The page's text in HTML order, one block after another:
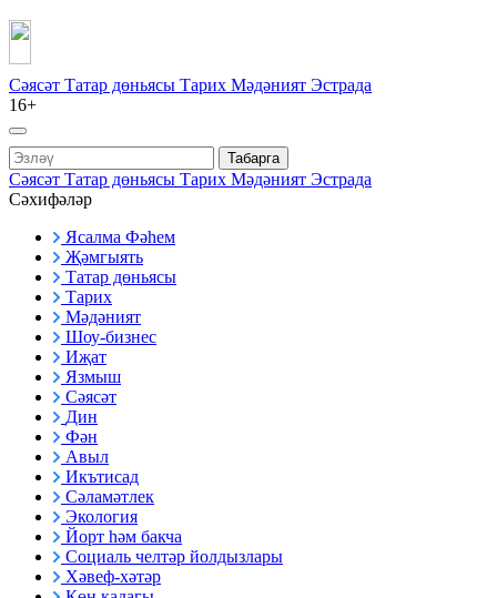
Сәясәт Татар дөньясы Тарих Мәдәният Эстрада
16+
Табарга
Сәясәт Татар дөньясы Тарих Мәдәният Эстрада
Сәхифәләр
Ясалма Фәһем
Җәмгыять
Татар дөньясы
Тарих
Мәдәният
Шоу-бизнес
Иҗат
Язмыш
Сәясәт
Дин
Фән
Авыл
Икътисад
Сәламәтлек
Экология
Йорт һәм бакча
Социаль челтәр йолдызлары
Хәвеф-хәтәр